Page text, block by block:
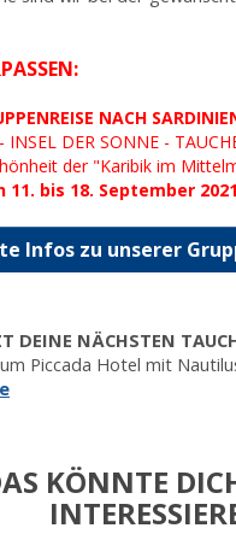
NACH
INSEL DER SONNE -
der "Karibik im
11. bis 18. September 2021
Infos zu unserer
DEINE NÄCHSTEN
Piccada Hotel mit
KÖNNTE